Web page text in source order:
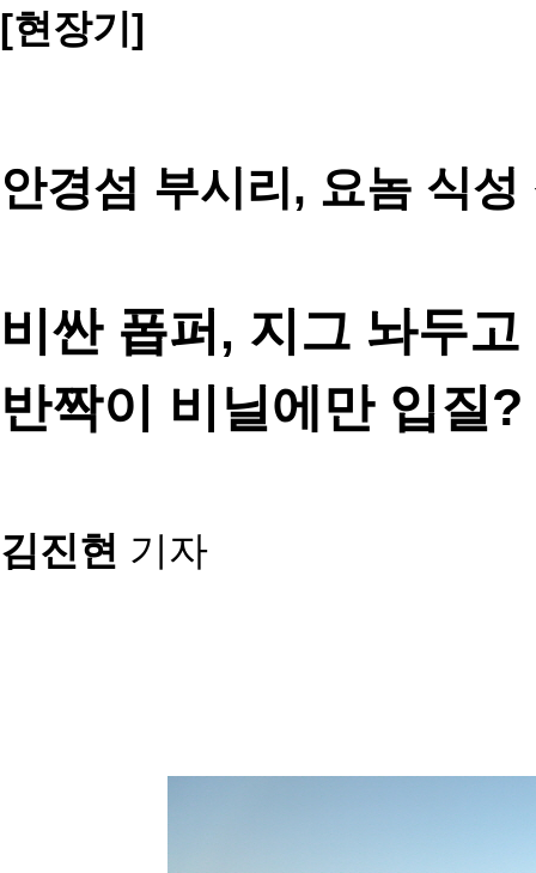
[현장기]
안경섬 부시리, 요놈 식
비싼 폽퍼, 지그 놔두고
반짝이 비닐에만 입질?
김진현 기자